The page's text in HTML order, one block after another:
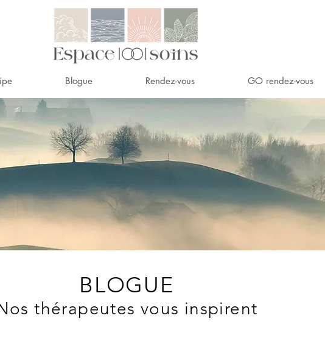
Blogue Rendez-vous GO rendez-vous
BLOGUE
thérapeutes vous inspirent